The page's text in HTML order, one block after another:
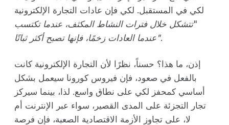
لكي في المستقبل. لكي فإن عادات التجارة الإلكترونية
"تتشكل خلال فترات النشاط المكثف، عندما تكتسب
عندما العادات زخمًا، فإنها تصبح أكثر ثباتًا".
إذن، ما هذا؟ حسناً، نظرًا لأن التجارة الإلكترونية كانت
بالفعل في صعود، فإن فيروس كورونا سيعمل بشكل
أساسي كمحفز لكي على نطاق واسع. لذا، بينما سيركز
تجار التجزئة على المدى القصير، سواء عبر الإنترنت أم
لا، على تجاوز الأزمة الاقتصادية الصعبة، فإن فرصة